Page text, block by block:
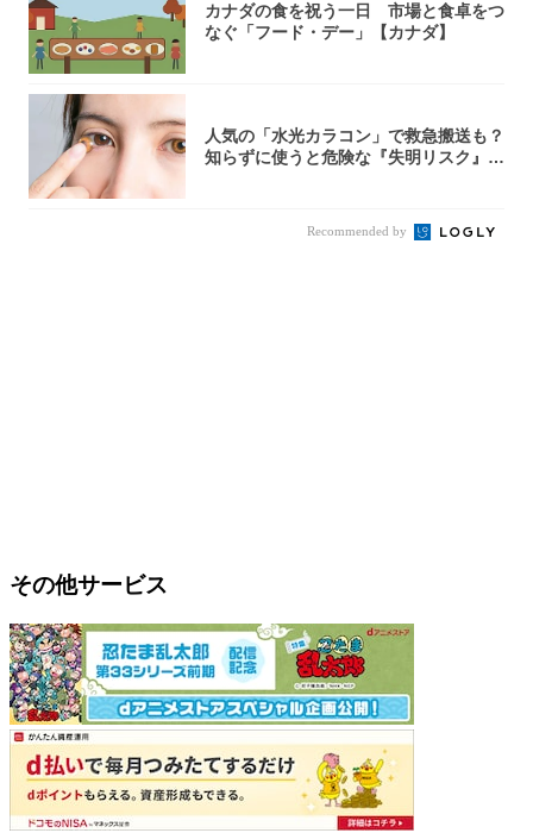
カナダの食を祝う一日 市場と食卓をつ
なぐ「フード・デー」【カナダ】
人気の「水光カラコン」で救急搬送も？
知らずに使うと危険な『失明リスク』と
Recommended by
その他サービス